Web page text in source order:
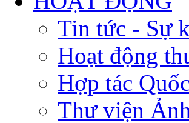
Tin tức - Sự
Hoạt động
Hợp tác
Thư viện